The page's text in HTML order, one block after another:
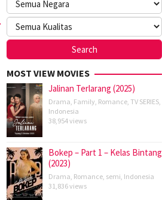
MOST VIEW MOVIES
Jalinan Terlarang (2025)
Drama, Family, Romance, TV SERIES,
Indonesia
38,954 views
Bokep – Part 1 – Kelas Bintang
(2023)
Drama, Romance, semi, Indonesia
31,836 views